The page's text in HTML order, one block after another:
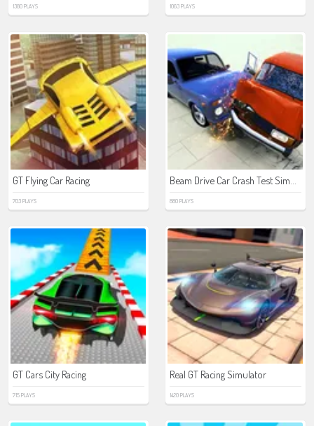
1380 PLAYS 1063 PLAYS
GT Flying Car Racing
703 PLAYS 880 PLAYS
GT Cars City Racing
715 PLAYS
Real GT Racing Simulator
1420 PLAYS